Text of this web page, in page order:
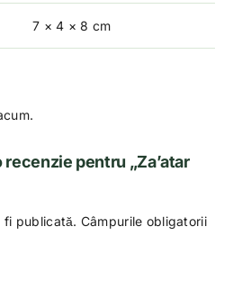
7 × 4 × 8 cm
pentru „Za’atar
fi publicată. Câmpurile obligatorii